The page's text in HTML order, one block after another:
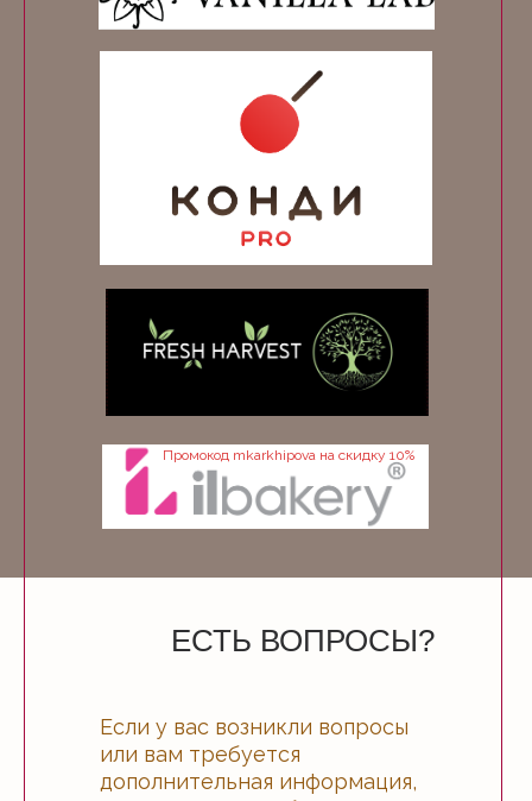
Промокод mkarkhipova на скидку 10%
ЕСТЬ ВОПРОСЫ?
Если у вас возникли вопросы
или вам требуется
дополнительная информация,